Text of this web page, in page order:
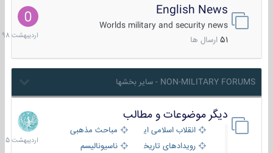
English News
Worlds military and security news
51 ارسال ها
10
1398
NON-MILITARY FORUMS - سایر بخشها
دیگر موضوعات و مطالب
انقلاب اسلامی ایران
مباحث مذهبی
رویدادهای تاریخی و مذهبیناسیونالیسم
8
1405